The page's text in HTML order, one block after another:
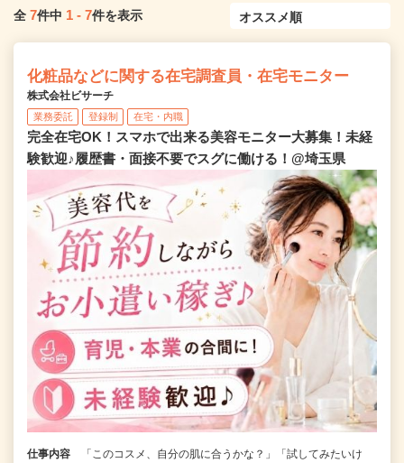
全 7件中 1 - 7件を表示
化粧品などに関する在宅調査員・在宅モニター
株式会社ビサーチ
業務委託 登録制 在宅・内職
完全在宅OK！スマホで出来る美容モニター大募集！未経
験歓迎♪履歴書・面接不要でスグに働ける！@埼玉県
仕事内容
「このコスメ、自分の肌に合うかな？」「試してみたいけ